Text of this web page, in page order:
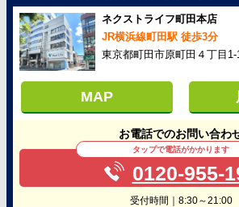
ネクストライフ町田本店
JR横浜線町田駅 徒歩3分
東京都町田市原町田４丁目
MAP
お電話でのお問い合わ
タップで電話がかかります
0120-955-
受付時間｜8:30～21:00